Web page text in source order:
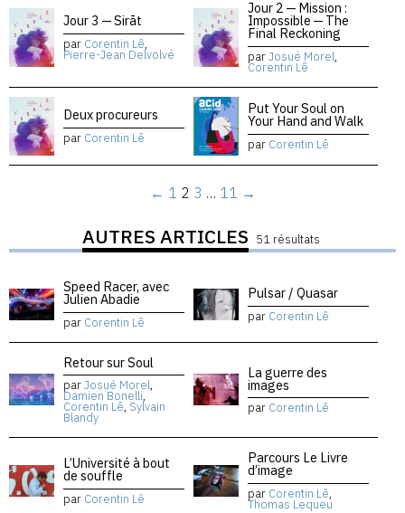
Jour 3 — Sirāt
par Corentin Lê,
Pierre-Jean Delvolvé
Jour 2 — Mission :
Impossible — The
Final Reckoning
parJosué Morel,
Corentin Lê
Deux procureurs
par Corentin Lê
Put Your Soul on
Your Hand and Walk
par Corentin Lê
← 1 2 3 … 11 →
AUTRES ARTICLES 51 résultats
Speed Racer, avec
Julien Abadie
par Corentin Lê
Pulsar / Quasar
par Corentin Lê
Retour sur Soul
parJosué Morel,
Damien Bonelli,
Corentin Lê, Sylvain
Blandy
La guerre des
images
par Corentin Lê
L’Université à bout
de souffle
par Corentin Lê
Parcours Le Livre
d’image
par Corentin Lê,
Thomas Lequeu